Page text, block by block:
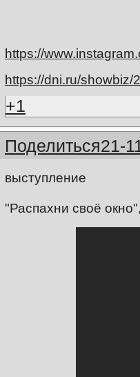
https://
https://dni.ru/showbiz/
+1
Поделиться21-
выступление
"Распахни своё